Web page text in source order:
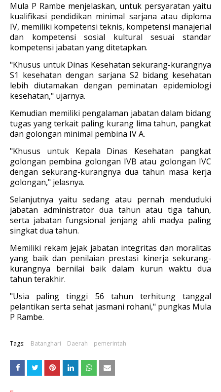
Mula P Rambe menjelaskan, untuk persyaratan yaitu
kualifikasi pendidikan minimal sarjana atau diploma
IV, memiliki kompetensi teknis, kompetensi manajerial
dan kompetensi sosial kultural sesuai standar
kompetensi jabatan yang ditetapkan.
"Khusus untuk Dinas Kesehatan sekurang-kurangnya
S1 kesehatan dengan sarjana S2 bidang kesehatan
lebih diutamakan dengan peminatan epidemiologi
kesehatan," ujarnya.
Kemudian memiliki pengalaman jabatan dalam bidang
tugas yang terkait paling kurang lima tahun, pangkat
dan golongan minimal pembina IV A.
"Khusus untuk Kepala Dinas Kesehatan pangkat
golongan pembina golongan IVB atau golongan IVC
dengan sekurang-kurangnya dua tahun masa kerja
golongan," jelasnya.
Selanjutnya yaitu sedang atau pernah menduduki
jabatan administrator dua tahun atau tiga tahun,
serta jabatan fungsional jenjang ahli madya paling
singkat dua tahun.
Memiliki rekam jejak jabatan integritas dan moralitas
yang baik dan penilaian prestasi kinerja sekurang-
kurangnya bernilai baik dalam kurun waktu dua
tahun terakhir.
"Usia paling tinggi 56 tahun terhitung tanggal
pelantikan serta sehat jasmani rohani," pungkas Mula
P Rambe.
Tags: Batanghari Daerah pemerintah